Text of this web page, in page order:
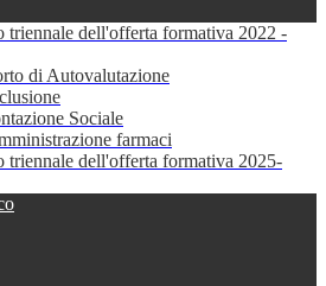
triennale dell'offerta formativa 2022 -
di Autovalutazione
Sociale
farmaci
triennale dell'offerta formativa 2025-